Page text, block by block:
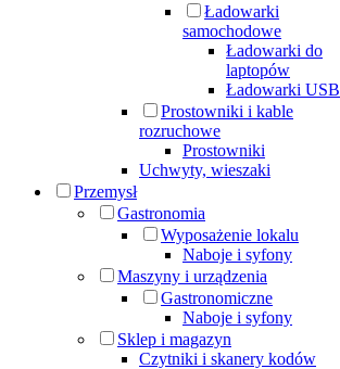
Ładowarki
samochodowe
Ładowarki do
laptopów
Ładowarki USB
Prostowniki i kable
rozruchowe
Prostowniki
Uchwyty, wieszaki
Przemysł
Gastronomia
Wyposażenie lokalu
Naboje i syfony
Maszyny i urządzenia
Gastronomiczne
Naboje i syfony
Sklep i magazyn
Czytniki i skanery kodów